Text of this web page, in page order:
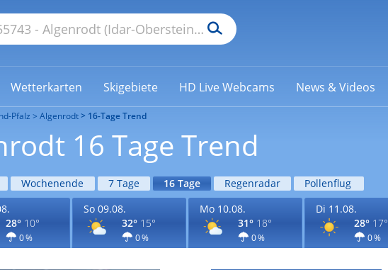
Wetterkarten Skigebiete HD Live Webcams News & Videos
Pfalz Algenrodt 16-Tage Trend
16 Tage Trend
Wochenende 7 Tage 16 Tage Regenradar Pollenflug
28° 10°
0 %
So 09.08.
32° 15°
0 %
Mo 10.08.
31° 18°
0 %
Di 11.08.
28° 17°
0 %